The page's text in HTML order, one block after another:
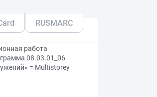
RUSMARC
работа
08.03.01_06
= Multistorey